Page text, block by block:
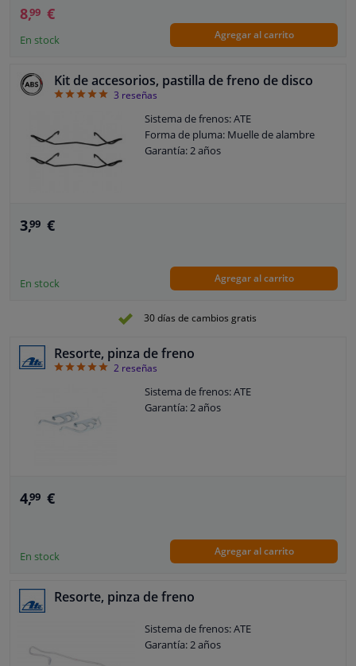
8,99 €
En stock Agregar al carrito
Kit de accesorios, pastilla de freno de disco
53 reseñas
Sistema de frenos: ATE
Forma de pluma: Muelle de alambre
Garantía: 2 años
3,99 €
En stock Agregar al carrito
30 días de cambios gratis
Resorte, pinza de freno
52 reseñas
Sistema de frenos: ATE
Garantía: 2 años
4,99 €
En stock Agregar al carrito
Resorte, pinza de freno
Sistema de frenos: ATE
Garantía: 2 años